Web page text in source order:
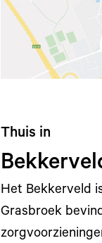
Thuis in
Het Bekkerveld
Grasbroek